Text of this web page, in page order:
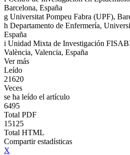
Barcelona, España
g Universitat Pompeu Fabra (UPF),
h Departamento de Enfermería,
España
i Unidad Mixta de Investigación
València, Valencia, España
Ver más
Leído
21620
Veces
se ha leído el artículo
6495
Total PDF
15125
Total HTML
Compartir estadísticas
X